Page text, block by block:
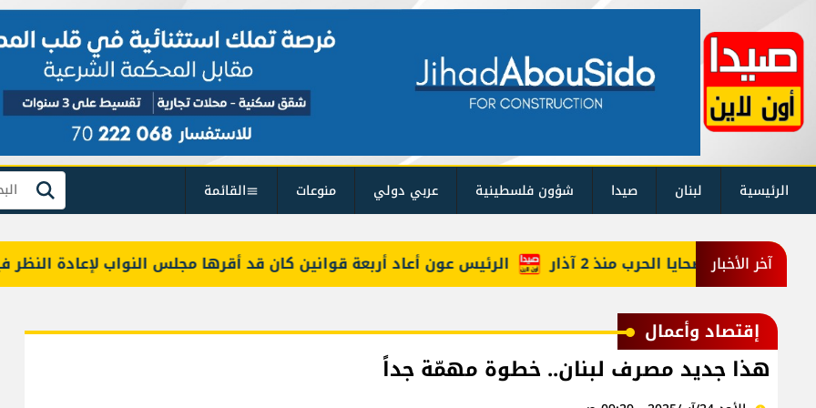
الرئيسية لبنان صيدا شؤون فلسطينية عربي دولي منوعات القائمة بحث
آخر الأخبار الرئيس عون أعاد أربعة قوانين كان قد أقرها مجلس النواب لإعادة النظر فيها حصيلة ضحايا الحرب منذ 2 آذار
إقتصاد وأعمال
هذا جديد مصرف لبنان.. خطوة مهمّة جداً